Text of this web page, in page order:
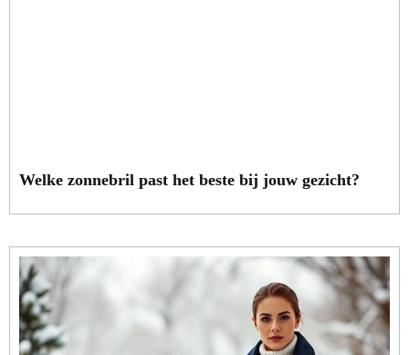
Welke zonnebril past het beste bij jouw gezicht?